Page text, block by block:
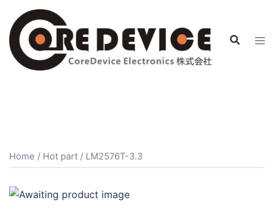
Home / Hot part / LM2576T-3.3